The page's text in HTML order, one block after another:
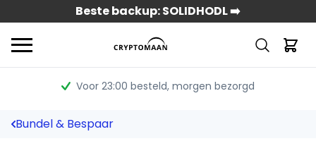
Beste backup: SOLIDHODL ➡️
Voor 23:00 besteld, morgen bezorgd
Bundel & Bespaar